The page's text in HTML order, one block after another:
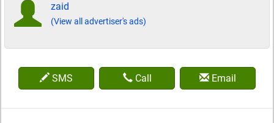
zaid
(View all advertiser's ads)
SMS Call Email